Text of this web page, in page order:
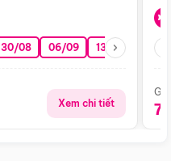
30/08 06/09 13/09 20/09
Xem chi tiết